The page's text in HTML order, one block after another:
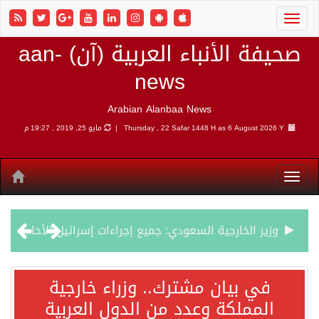
صحيفة الأنباء العربية (آن) aan-
news
Arabian Alanbaa News
Thursday , 22 Safar 1448 H as6 August 2026 Y | مايو 25, 2019 , 19:27 م
وزير الخارجية السعودي: جميع إجراءات إسرائيل الأحادية في أراضي فلسطين باطلة
جمعية طويق تحقق 97.35% في الحوكمة وتُصنف ضمن الكيانات متناهية الكبر وتحصد شهادة الآيزو للعام الثالث على التوالي
في بيان مشترك.. وزراء خارجية
المملكة وعدد من الدول العربية